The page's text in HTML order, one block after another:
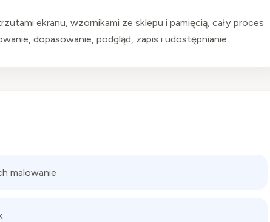
ekranu, wzornikami ze sklepu i pamięcią, cały proces
dopasowanie, podgląd, zapis i udostępnianie.
malowanie